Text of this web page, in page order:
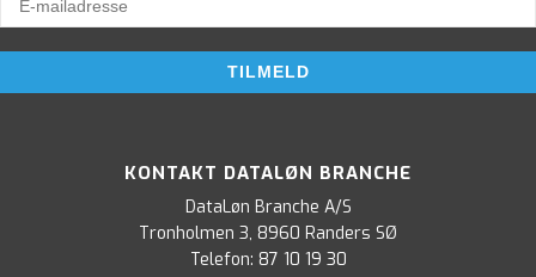
KONTAKT DATALØN BRANCHE
DataLøn Branche A/S
Tronholmen 3, 8960 Randers SØ
Telefon: 87 10 19 30